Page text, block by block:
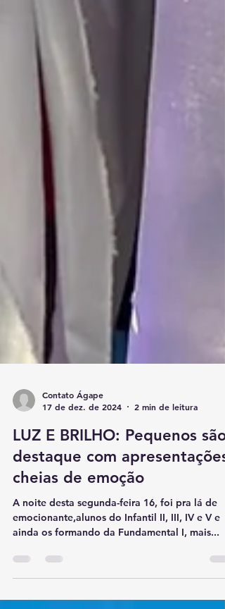
Contato Ágape
17 de dez. de 2024
2 min de leitura
LUZ E BRILHO: Pequenos são
destaque com apresentações
cheias de emoção
A noite desta segunda-feira 16, foi pra lá de
ainda os formando da Fundamental I, mais...